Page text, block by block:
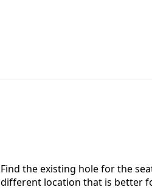
Find the existing hole for the
different location that is better